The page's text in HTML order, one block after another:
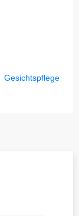
Gesichtspflege